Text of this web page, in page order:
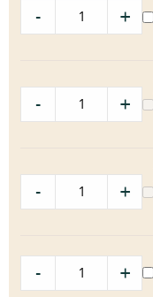
- +
- +
- +
- +